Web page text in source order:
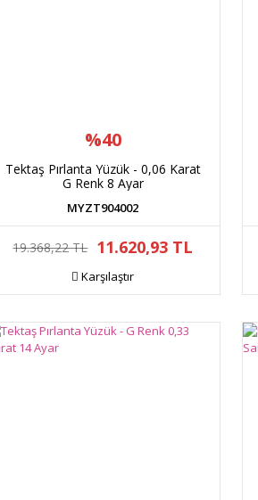
%40
Tektaş Pırlanta Yüzük - 0,06 Karat
G Renk 8 Ayar
MYZT904002
19.368,22 TL 11.620,93 TL
Karşılaştır